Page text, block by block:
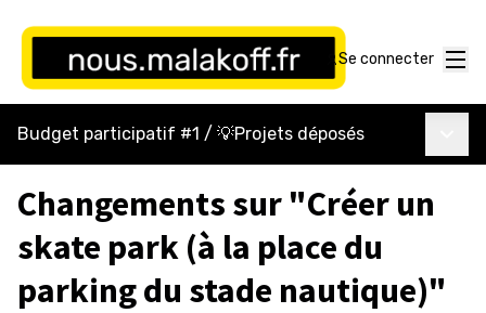
Se connecter
Budget participatif #1 / 💡Projets déposés
Changements sur "Créer un
skate park (à la place du
parking du stade nautique)"